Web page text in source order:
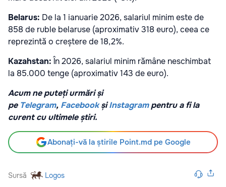
Belarus: De la 1 ianuarie 2026, salariul minim este de
858 de ruble belaruse (aproximativ 318 euro), ceea ce
reprezintă o creștere de 18,2%.
Kazahstan: În 2026, salariul minim rămâne neschimbat
la 85.000 tenge (aproximativ 143 de euro).
Acum ne puteți urmări și
pe Telegram, FacebookșiInstagrampentru a fi la
curent cu ultimele știri.
Abonați-vă la știrile Point.md pe Google
Sursă Logos